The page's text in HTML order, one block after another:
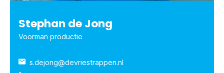
Stephan de Jong
Voorman productie
s.dejong@devriestrappen.nl